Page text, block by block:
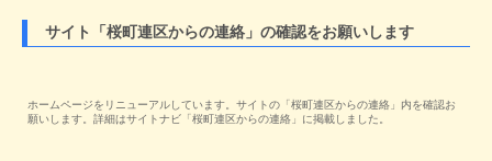
サイト「桜町連区からの連絡」の確認をお願いします
ホームページをリニューアルしています。サイトの「桜町連区からの連絡」内を確認お
願いします。詳細はサイトナビ「桜町連区からの連絡」に掲載しました。